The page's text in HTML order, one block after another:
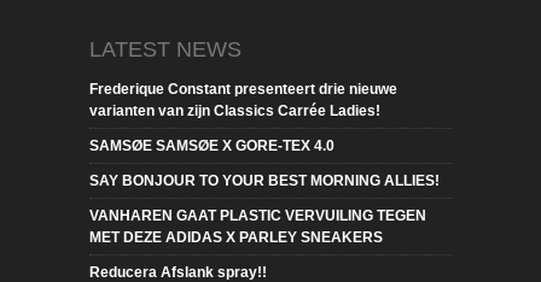
LATEST NEWS
Frederique Constant presenteert drie nieuwe
varianten van zijn Classics Carrée Ladies!
SAMSØE SAMSØE X GORE-TEX 4.0
SAY BONJOUR TO YOUR BEST MORNING ALLIES!
VANHAREN GAAT PLASTIC VERVUILING TEGEN
MET DEZE ADIDAS X PARLEY SNEAKERS
Reducera Afslank spray!!